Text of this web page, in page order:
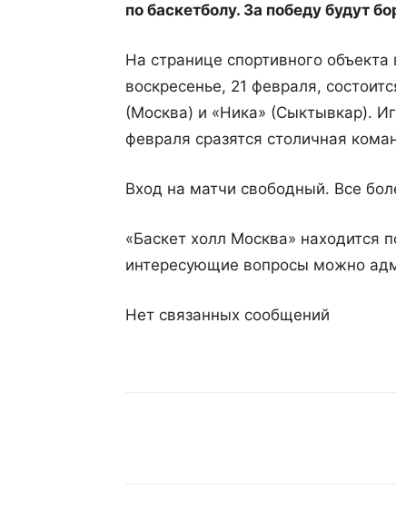
по баскетболу. За победу будут
На странице спортивного
воскресенье, 21 февраля,
(Москва) и «Ника» (Сыктывкар).
февраля сразятся столичная
Вход на матчи свободный. Все
«Баскет холл Москва» находится
интересующие вопросы можно
Нет связанных сообщений